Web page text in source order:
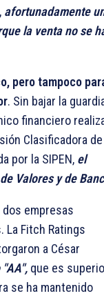
afortunadamente
la venta no se
pero tampoco
. Sin bajar la
financiero
Clasificadora de
por la SIPEN, el
Valores y de
empresas
La Fitch Ratings
a César
que es
se ha mantenido